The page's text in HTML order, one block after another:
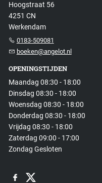
Hoogstraat 56
4251 CN
Werkendam
0183-509081
boeken@angelot.nl
OPENINGSTIJDEN
Maandag 08:30 - 18:00
Dinsdag 08:30 - 18:00
Woensdag 08:30 - 18:00
Donderdag 08:30 - 18:00
Vrijdag 08:30 - 18:00
Zaterdag 09:00 - 17:00
Zondag Gesloten